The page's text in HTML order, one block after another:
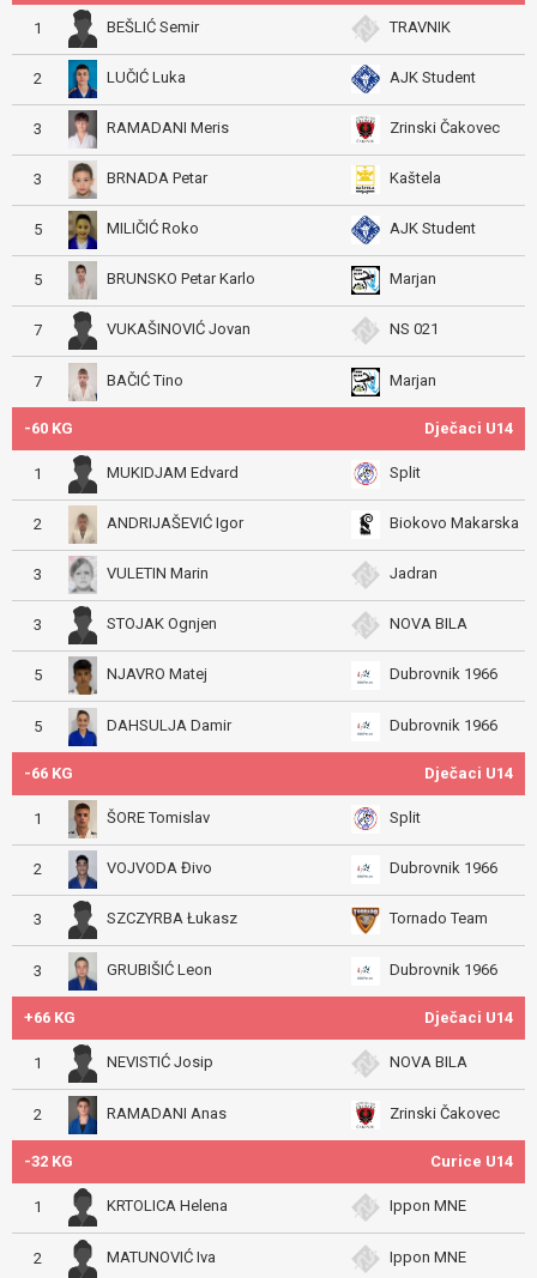
1 BEŠLIĆ Semir TRAVNIK
2 LUČIĆ Luka AJK Student
3 RAMADANI Meris Zrinski Čakovec
3 BRNADA Petar Kaštela
5 MILIČIĆ Roko AJK Student
5 BRUNSKO Petar Karlo Marjan
7 VUKAŠINOVIĆ Jovan NS 021
7 BAČIĆ Tino Marjan
-60 KG Dječaci U14
1 MUKIDJAM Edvard Split
2 ANDRIJAŠEVIĆ Igor Biokovo Makarska
3 VULETIN Marin Jadran
3 STOJAK Ognjen NOVA BILA
5 NJAVRO Matej Dubrovnik 1966
5 DAHSULJA Damir Dubrovnik 1966
-66 KG Dječaci U14
1 ŠORE Tomislav Split
2 VOJVODA Đivo Dubrovnik 1966
3 SZCZYRBA Łukasz Tornado Team
3 GRUBIŠIĆ Leon Dubrovnik 1966
+66 KG Dječaci U14
1 NEVISTIĆ Josip NOVA BILA
2 RAMADANI Anas Zrinski Čakovec
-32 KG Curice U14
1 KRTOLICA Helena Ippon MNE
2 MATUNOVIĆ Iva Ippon MNE